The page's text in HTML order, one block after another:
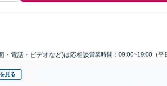
・電話・ビデオなど)は応相談営業時間：09:00~19:00（平
見る